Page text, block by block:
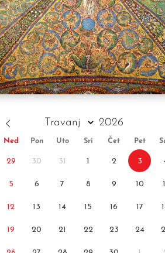
Ned Pon Uto Sri Čet Pet
29 30 31 1 2 3
5 6 7 8 9 10
12 13 14 15 16 17
19 20 21 22 23 24